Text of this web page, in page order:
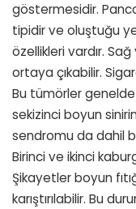
göstermesidir.
tipidir ve oluştuğu
özellikleri vardır.
ortaya çıkabilir.
Bu tümörler genelde
sekizinci boyun
sendromu da dahil
Birinci ve ikinci
Şikayetler boyun
karıştırılabilir. Bu